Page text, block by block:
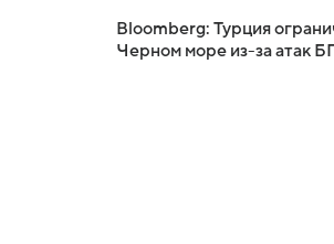
Bloomberg: Турция
Черном море из-за атак